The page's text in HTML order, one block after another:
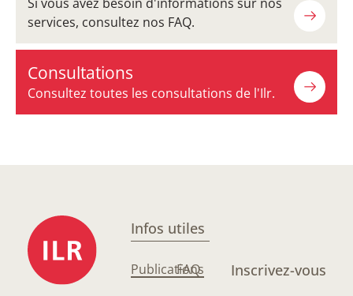
services, consultez nos FAQ.
Consultations
Consultez toutes les consultations de l'Ilr.
Infos utiles
Publications
FAQ Inscrivez-vous